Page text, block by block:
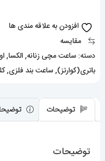
ALEXA
عدد
افزودن به علاقه مندی ها
مقایسه
دسته: ساعت مچی زنانه,الکسا,
باتری(کوارتز),ساعت بند فلزی,
توضیحات
توضیحات